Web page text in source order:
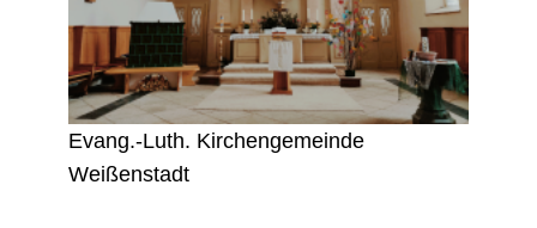
Evang.-Luth. Kirchengemeinde
Weißenstadt